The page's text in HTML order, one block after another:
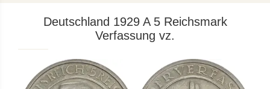
Deutschland 1929 A 5 Reichsmark
Verfassung vz.